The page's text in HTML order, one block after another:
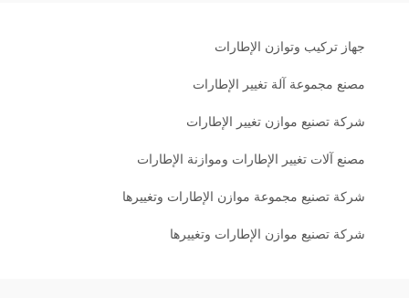
جهاز تركيب وتوازن الإطارات
مصنع مجموعة آلة تغيير الإطارات
شركة تصنيع موازن تغيير الإطارات
مصنع آلات تغيير الإطارات وموازنة الإطارات
شركة تصنيع مجموعة موازن الإطارات وتغييرها
شركة تصنيع موازن الإطارات وتغييرها